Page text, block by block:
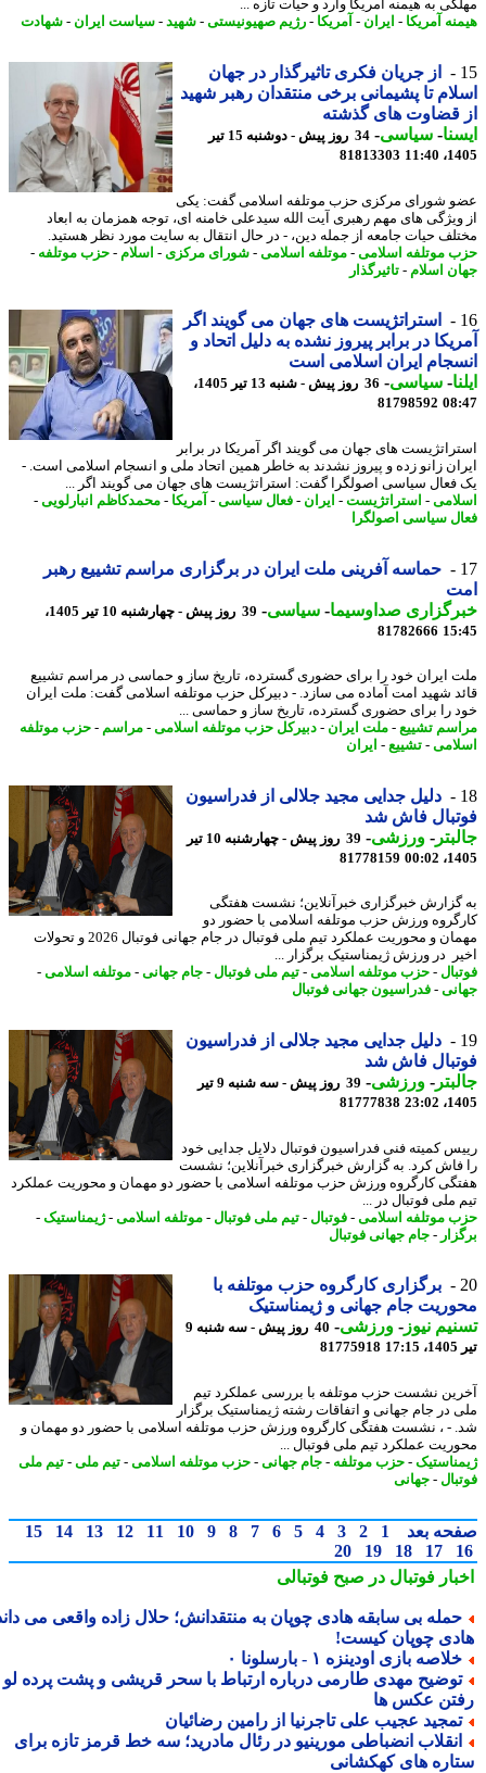
به هیمنه آمریکا وارد و حیات تازه ...
آمریکا- ایران - آمریکا- رژیم صهیونیستی-شهید-سیاست ایران - شهادت
از جریان فکری تاثیرگذار در جهان
تا پشیمانی برخی منتقدان رهبر شهید
قضاوت های گذشته
-سیاسی-
34 روز پیش - دوشنبه 15 تیر
81813303
شورای مرکزی حزب موتلفه اسلامی گفت: یکی
های مهم رهبری آیت الله سیدعلی خامنه ای، توجه همزمان به ابعاد
حیات جامعه از جمله دین، - در ﺣﺎل اﻧﺘﻘﺎل ﺑﻪ ﺳﺎﯾﺖ ﻣﻮرد ﻧﻈﺮ ﻫﺴﺘﯿﺪ.
موتلفه اسلامی-موتلفه اسلامی-شورای مرکزی - اسلام-حزب موتلفه-
اسلام-تاثیرگذار
استراتژیست های جهان می گویند اگر
در برابر پیروز نشده به دلیل اتحاد و
ایران اسلامی است
-سیاسی-
36 روز پیش - شنبه 13 تیر 1405،
81798592
های جهان می گویند اگر آمریکا در برابر
زانو زده و پیروز نشدند به خاطر همین اتحاد ملی و انسجام اسلامی است. -
سیاسی اصولگرا گفت: استراتژیست های جهان می گویند اگر ...
-استراتژیست-ایران - فعال سیاسی-آمریکا- محمدکاظم انبارلویی-
سیاسی اصولگرا
حماسه آفرینی ملت ایران در برگزاری مراسم تشییع رهبر
صداوسیما-سیاسی-
39 روز پیش - چهارشنبه 10 تیر 1405،
81782666
ایران خود را برای حضوری گسترده، تاریخ ساز و حماسی در مراسم تشییع
شهید امت آماده می سازد. - دبیرکل حزب موتلفه اسلامی گفت: ملت ایران
را برای حضوری گسترده، تاریخ ساز و حماسی ...
تشییع-ملت ایران - دبیرکل حزب موتلفه اسلامی-مراسم -حزب موتلفه
-تشییع-ایران
دلیل جدایی مجید جلالی از فدراسیون
فاش شد
-ورزشی-
39 روز پیش - چهارشنبه 10 تیر
81778159
خبرگزاری خبرآنلاین؛ نشست هفتگی
ورزش حزب موتلفه اسلامی با حضور دو
مهمان و محوریت عملکرد تیم ملی فوتبال در جام جهانی فوتبال 2026 و تحولات
در ورزش ژیمناستیک برگزار ...
-حزب موتلفه اسلامی-تیم ملی فوتبال-جام جهانی-موتلفه اسلامی-
-فدراسیون جهانی فوتبال
دلیل جدایی مجید جلالی از فدراسیون
فاش شد
-ورزشی-
39 روز پیش - سه شنبه 9 تیر
81777838
کمیته فنی فدراسیون فوتبال دلایل جدایی خود
کرد. به گزارش خبرگزاری خبرآنلاین؛ نشست
کارگروه ورزش حزب موتلفه اسلامی با حضور دو مهمان و محوریت عملکرد
ملی فوتبال در ...
موتلفه اسلامی-فوتبال-تیم ملی فوتبال-موتلفه اسلامی-ژیمناستیک-
- جام جهانی فوتبال
برگزاری کارگروه حزب موتلفه با
جام جهانی و ژیمناستیک
نیوز-ورزشی-
40 روز پیش - سه شنبه 9
81775918
نشست حزب موتلفه با بررسی عملکرد تیم
در جام جهانی و اتفاقات رشته ژیمناستیک برگزار
- ، نشست هفتگی کارگروه ورزش حزب موتلفه اسلامی با حضور دو مهمان و
عملکرد تیم ملی فوتبال ...
-حزب موتلفه-جام جهانی-حزب موتلفه اسلامی-تیم ملی -تیم ملی
-جهانی
بعد 1
2
3
4
5
6
7
8
9
10
11
12
13
14
15
17
18
19
20
فوتبال در صبح فوتبالی
بی سابقه هادی چوپان به منتقدانش؛ حلال زاده واقعی می داند
چوپان کیست!
بازی اودینزه ۱ - بارسلونا ۰
مهدی طارمی درباره ارتباط با سحر قریشی و پشت پرده لو
عکس ها
عجیب علی تاجرنیا از رامین رضائیان
انضباطی مورینیو در رئال مادرید؛ سه خط قرمز تازه برای
های کهکشانی